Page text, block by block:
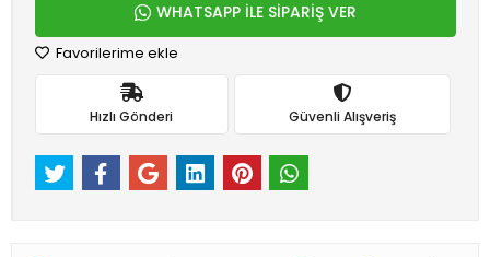
WHATSAPP İLE SİPARİŞ VER
Favorilerime ekle
Hızlı Gönderi Güvenli Alışveriş